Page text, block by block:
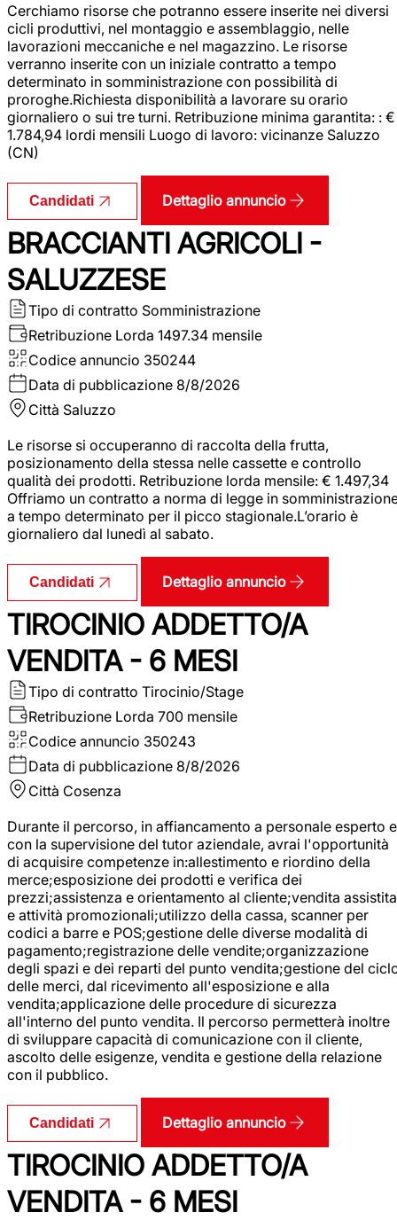
Cerchiamo risorse che potranno essere inserite nei diversi
cicli produttivi, nel montaggio e assemblaggio, nelle
lavorazioni meccaniche e nel magazzino. Le risorse
verranno inserite con un iniziale contratto a tempo
determinato in somministrazione con possibilità di
proroghe.Richiesta disponibilità a lavorare su orario
giornaliero o sui tre turni. Retribuzione minima garantita: : €
1.784,94 lordi mensili Luogo di lavoro: vicinanze Saluzzo
(CN)
Candidati Dettaglio annuncio
BRACCIANTI AGRICOLI -
SALUZZESE
Tipo di contratto Somministrazione
Retribuzione Lorda 1497.34 mensile
Codice annuncio 350244
Data di pubblicazione 8/8/2026
Città Saluzzo
Le risorse si occuperanno di raccolta della frutta,
posizionamento della stessa nelle cassette e controllo
qualità dei prodotti. Retribuzione lorda mensile: € 1.497,34
Offriamo un contratto a norma di legge in
a tempo determinato per il picco stagionale.L’orario è
giornaliero dal lunedì al sabato.
Candidati Dettaglio annuncio
TIROCINIO ADDETTO/A
VENDITA - 6 MESI
Tipo di contratto Tirocinio/Stage
Retribuzione Lorda 700 mensile
Codice annuncio 350243
Data di pubblicazione 8/8/2026
Città Cosenza
Durante il percorso, in affiancamento a personale esperto e
con la supervisione del tutor aziendale, avrai l'opportunità
di acquisire competenze in:allestimento e riordino della
merce;esposizione dei prodotti e verifica dei
prezzi;assistenza e orientamento al cliente;vendita assistita
e attività promozionali;utilizzo della cassa, scanner per
codici a barre e POS;gestione delle diverse modalità di
pagamento;registrazione delle vendite;organizzazione
degli spazi e dei reparti del punto vendita;gestione del
delle merci, dal ricevimento all'esposizione e alla
vendita;applicazione delle procedure di sicurezza
all'interno del punto vendita. Il percorso permetterà inoltre
di sviluppare capacità di comunicazione con il cliente,
ascolto delle esigenze, vendita e gestione della relazione
con il pubblico.
Candidati Dettaglio annuncio
TIROCINIO ADDETTO/A
VENDITA - 6 MESI